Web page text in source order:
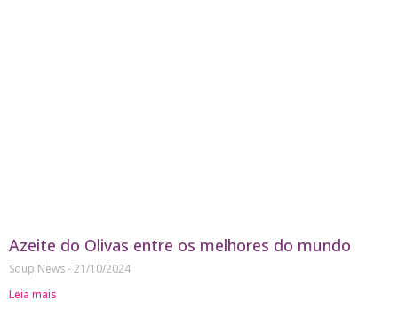
Azeite do Olivas entre os melhores do mundo
Soup News 21/10/2024
Leia mais